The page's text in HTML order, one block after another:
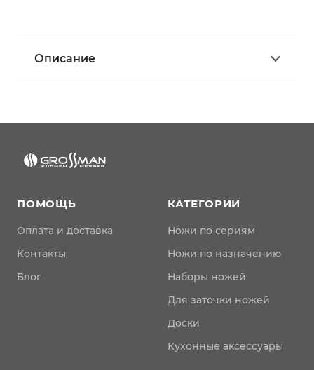
Описание
ПОМОЩЬ
Оплата и доставка
Контакты
Блог
КАТЕГОРИИ
Ножи по сериям
Ножи по назначению
Наборы ножей
Для заточки ножей
Доски
Кухонные аксессуары